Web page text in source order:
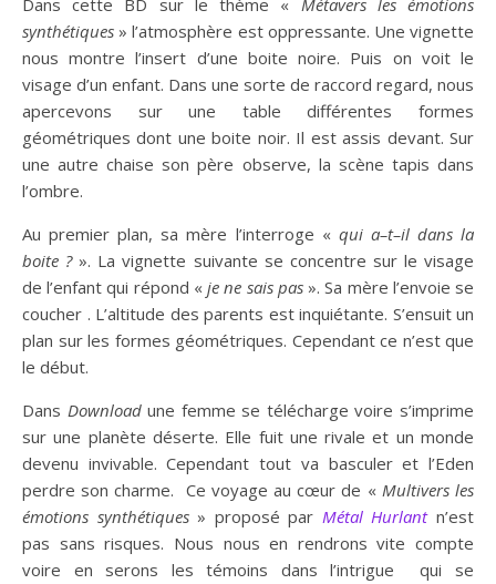
Dans cette BD sur le thème « Métavers les émotions
synthétiques » l’atmosphère est oppressante. Une vignette
nous montre l’insert d’une boite noire. Puis on voit le
visage d’un enfant. Dans une sorte de raccord regard, nous
apercevons sur une table différentes formes
géométriques dont une boite noir. Il est assis devant. Sur
une autre chaise son père observe, la scène tapis dans
l’ombre.
Au premier plan, sa mère l’interroge « qui a–t–il dans la
boite ?». La vignette suivante se concentre sur le visage
de l’enfant qui répond «je ne sais pas». Sa mère l’envoie se
coucher . L’altitude des parents est inquiétante. S’ensuit un
plan sur les formes géométriques. Cependant ce n’est que
le début.
Dans Downloadune femme se télécharge voire s’imprime
sur une planète déserte. Elle fuit une rivale et un monde
devenu invivable. Cependant tout va basculer et l’Eden
perdre son charme. Ce voyage au cœur de « Multivers les
émotions synthétiques» proposé par Métal Hurlant n’est
pas sans risques. Nous nous en rendrons vite compte
voire en serons les témoins dans l’intrigue qui se